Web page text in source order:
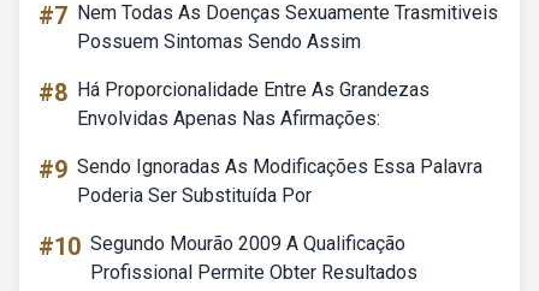
#7 Nem Todas As Doenças Sexuamente Trasmitiveis
Possuem Sintomas Sendo Assim
#8 Há Proporcionalidade Entre As Grandezas
Envolvidas Apenas Nas Afirmações:
#9 Sendo Ignoradas As Modificações Essa Palavra
Poderia Ser Substituída Por
#10 Segundo Mourão 2009 A Qualificação
Profissional Permite Obter Resultados